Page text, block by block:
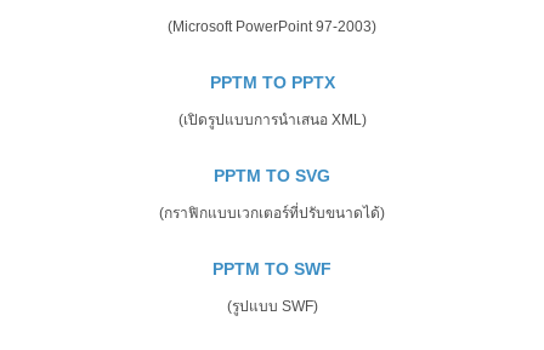
(Microsoft PowerPoint 97-2003)
PPTM TO PPTX
(เปิดรูปแบบการนำเสนอ XML)
PPTM TO SVG
(กราฟิกแบบเวกเตอร์ที่ปรับขนาดได้)
PPTM TO SWF
(รูปแบบ SWF)